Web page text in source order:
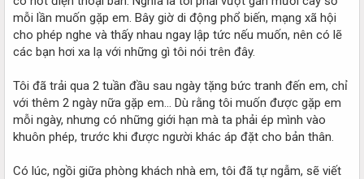
mỗi lần muốn gặp em. Bây giờ di động phổ biến, mạng xã hội
cho phép nghe và thấy nhau ngay lập tức nếu muốn, nên có lẽ
các bạn hơi xa lạ với những gì tôi nói trên đây.
Tôi đã trải qua 2 tuần đầu sau ngày tặng bức tranh đến em, chỉ
với thêm 2 ngày nữa gặp em... Dù rằng tôi muốn được gặp em
mỗi ngày, nhưng có những giới hạn mà ta phải ép mình vào
khuôn phép, trước khi được người khác áp đặt cho bản thân.
Có lúc, ngồi giữa phòng khách nhà em, tôi đã tự ngẫm, sẽ viết